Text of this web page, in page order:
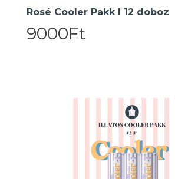
Rosé Cooler Pakk I 12 doboz
9000Ft